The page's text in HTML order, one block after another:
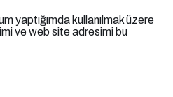
yaptığımda kullanılmak üzere
ve web site adresimi bu